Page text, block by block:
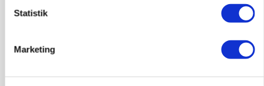
Statistik
Marketing
KWS Rallys topper årets sortsforsøg i vinterbyg